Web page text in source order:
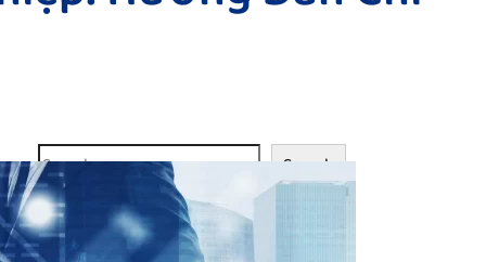
S
e
a
r
Search